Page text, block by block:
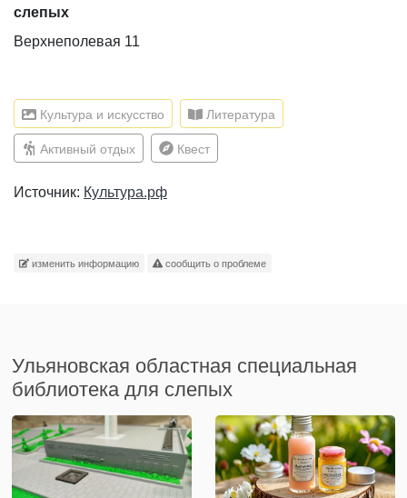
слепых
Верхнеполевая 11
Культура и искусство Литература
Активный отдых Квест
Источник: Культура.рф
изменить информацию сообщить о проблеме
Ульяновская областная специальная
библиотека для слепых